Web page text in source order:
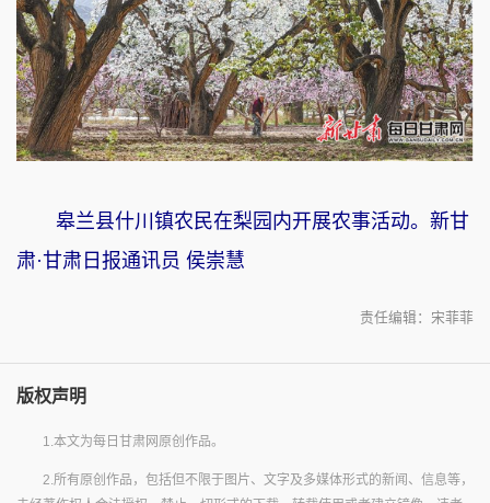
皋兰县什川镇农民在梨园内开展农事活动。新甘
肃·甘肃日报通讯员 侯崇慧
责任编辑：宋菲菲
版权声明
1.本文为每日甘肃网原创作品。
2.所有原创作品，包括但不限于图片、文字及多媒体形式的新闻、信息等，